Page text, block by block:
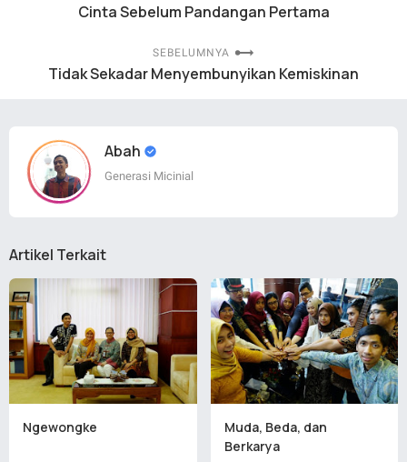
Cinta Sebelum Pandangan Pertama
SEBELUMNYA
Tidak Sekadar Menyembunyikan Kemiskinan
Abah
Generasi Micinial
Artikel Terkait
Ngewongke
Muda, Beda, dan
Berkarya